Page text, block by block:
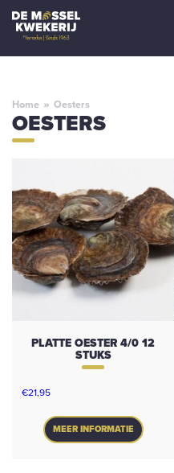
Home » Oesters
OESTERS
PLATTE OESTER 4/0 12
STUKS
€21,95
MEER INFORMATIE